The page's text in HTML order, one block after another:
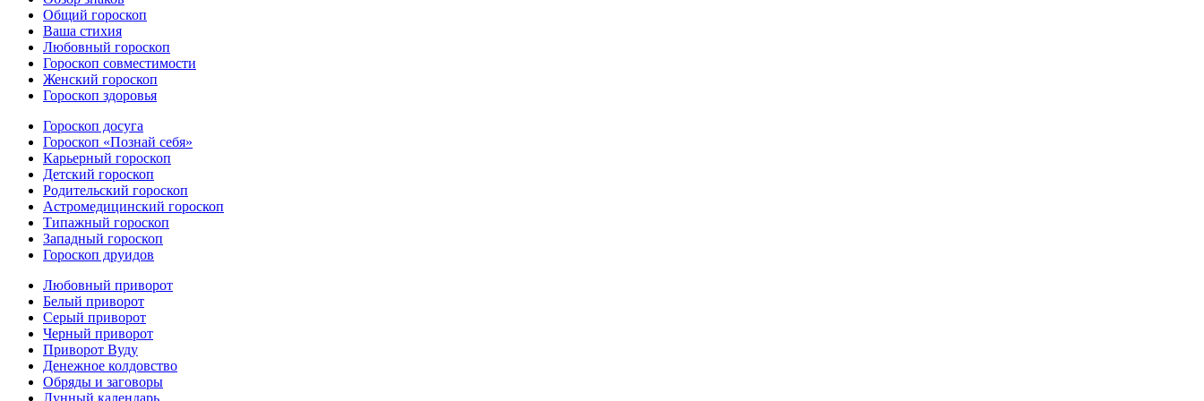
Общий гороскоп
Ваша стихия
Любовный гороскоп
Гороскоп совместимости
Женский гороскоп
Гороскоп здоровья
Гороскоп досуга
Гороскоп «Познай себя»
Карьерный гороскоп
Детский гороскоп
Родительский гороскоп
Астромедицинский гороскоп
Типажный гороскоп
Западный гороскоп
Гороскоп друидов
Любовный приворот
Белый приворот
Серый приворот
Черный приворот
Приворот Вуду
Денежное колдовство
Обряды и заговоры
Лунный календарь